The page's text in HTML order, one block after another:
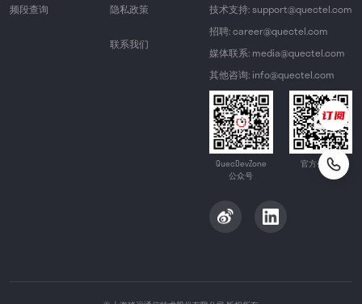
频段查询
隐私政策
联系我们
技术支持: support@quectel.com
招聘: career@quectel.com
媒体联系: media@quectel.com
其他咨询: info@quectel.com
QuecDevZone
公众号
官方公众号